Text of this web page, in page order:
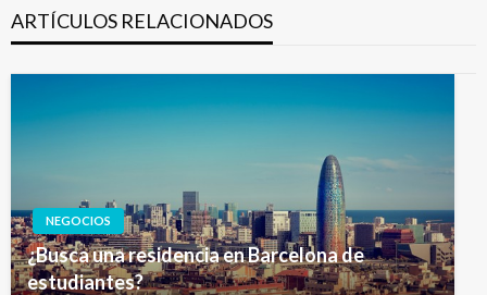
ARTÍCULOS RELACIONADOS
NEGOCIOS
¿Busca una residencia en Barcelona de
estudiantes?